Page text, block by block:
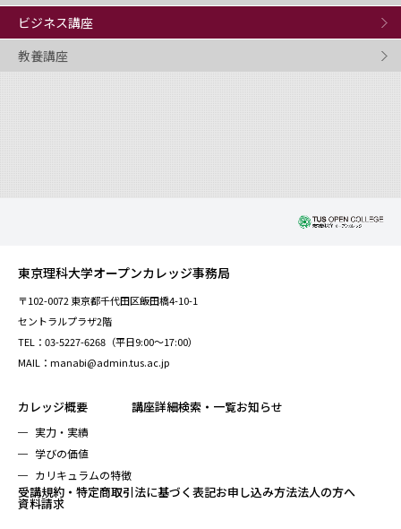
ビジネス講座
教養講座
東京理科大学オープンカレッジ事務局
〒102-0072 東京都千代田区飯田橋4-10-1
セントラルプラザ2階
TEL：03-5227-6268（平日9:00～17:00）
MAIL：manabi@admin.tus.ac.jp
カレッジ概要
実力・実績
学びの価値
カリキュラムの特徴
講座詳細検索・一覧お知らせ
受講規約・特定商取引法に基づく表記お申し込み方法法人の方へ
資料請求